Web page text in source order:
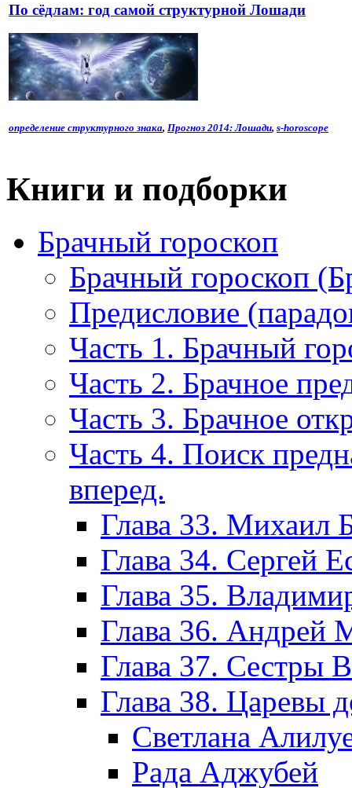
По сёдлам: год самой структурной Лошади
определение структурного знака, Прогноз 2014: Лошади, s-horoscope
Книги и подборки
Брачный гороскоп
Брачный гороскоп
Предисловие
Часть 1. Брачный
Часть 2. Брачное
Часть 3. Брачное
Часть 4. Поиск
вперед.
Глава 33. Михаил
Глава 34. Сергей
Глава 35.
Глава 36. Андрей
Глава 37. Сестры
Глава 38. Царевы
Светлана
Рада Аджубей